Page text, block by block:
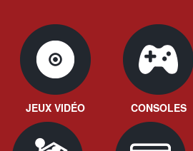
JEUX VIDÉO CONSOLES